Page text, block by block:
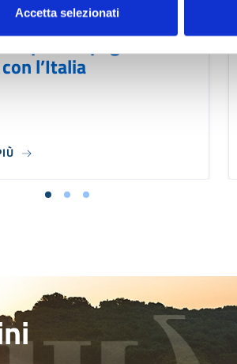
Accetta selezionati
05/08/2026
per la Spagna la
l’Italia